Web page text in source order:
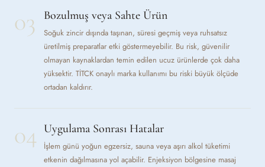
03 Bozulmuş veya Sahte Ürün
Soğuk zincir dışında taşınan, süresi geçmiş veya ruhsatsız
üretilmiş preparatlar etki göstermeyebilir. Bu risk, güvenilir
olmayan kaynaklardan temin edilen ucuz ürünlerde çok daha
yüksektir. TİTCK onaylı marka kullanımı bu riski büyük ölçüde
ortadan kaldırır.
04 Uygulama Sonrası Hatalar
İşlem günü yoğun egzersiz, sauna veya aşırı alkol tüketimi
etkenin dağılmasına yol açabilir. Enjeksiyon bölgesine masaj